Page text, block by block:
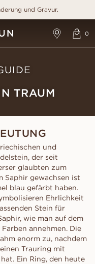
und Gravur.
TRAUM
und
der seit
glaubten zum
Saphir gewachsen ist
blau gefärbt haben.
Ehrlichkeit
Stein für
wie man auf dem
annehmen. Die
enorm zu, nachdem
Trauring mit
Ein Ring, den heute